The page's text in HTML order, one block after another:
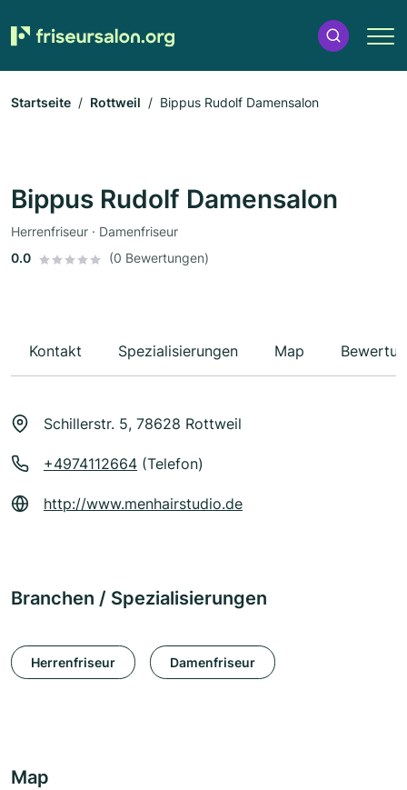
Startseite Rottweil Bippus Rudolf Damensalon
Bippus Rudolf Damensalon
Herrenfriseur · Damenfriseur
0.0
(0 Bewertungen)
Kontakt Spezialisierungen Map
Schillerstr. 5, 78628 Rottweil
+4974112664 (Telefon)
http://www.menhairstudio.de
Branchen / Spezialisierungen
Herrenfriseur Damenfriseur
Map